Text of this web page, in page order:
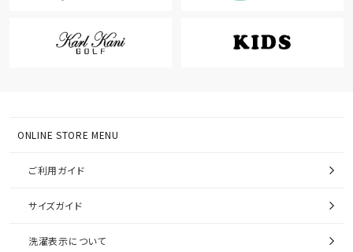
ONLINE STORE MENU
ご利用ガイド
サイズガイド
洗濯表示について